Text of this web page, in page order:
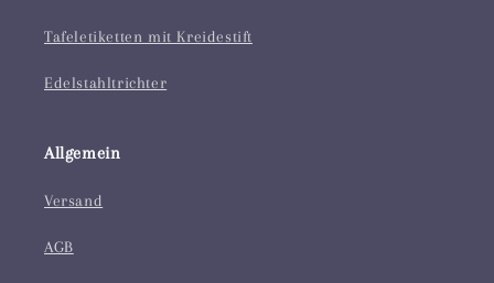
Tafeletiketten mit Kreidestift
Edelstahltrichter
Allgemein
Versand
AGB